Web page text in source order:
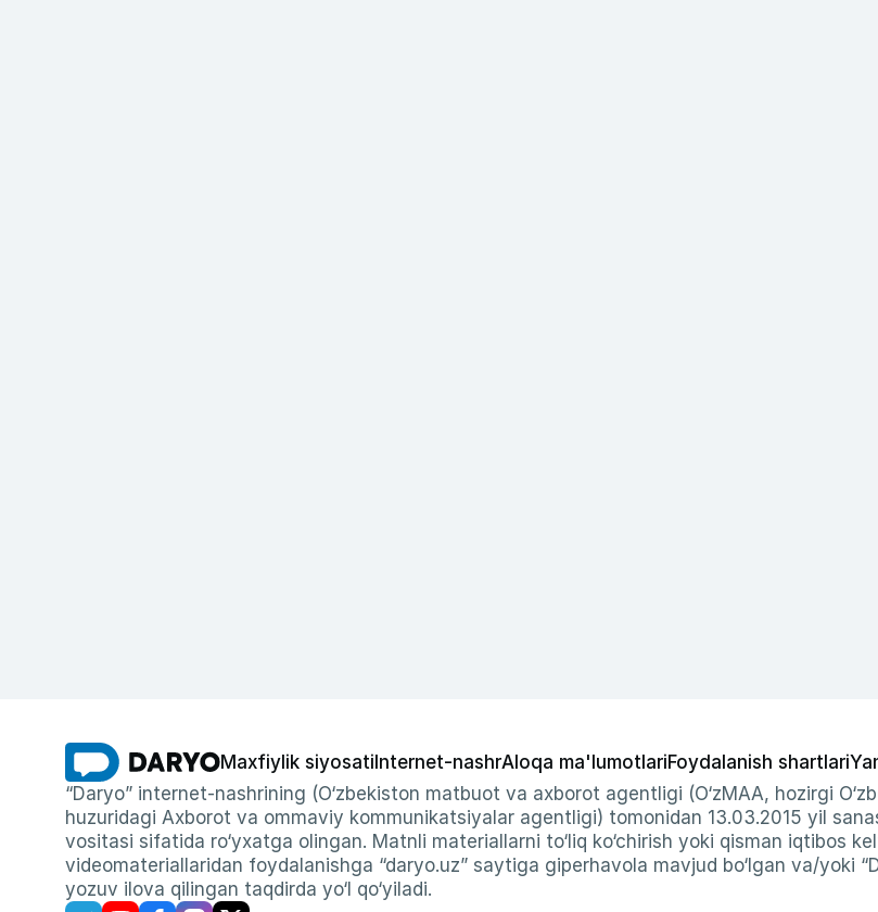
Maxfiylik siyosati Internet-nashrAloqa ma'lumotlariFoydalanish shartlari
“Daryo” internet-nashrining (O‘zbekiston matbuot va axborot agentligi (O‘zMAA, hozirgi
huzuridagi Axborot va ommaviy kommunikatsiyalar agentligi) tomonidan 13.03.2015 yil
vositasi sifatida ro‘yxatga olingan. Matnli materiallarni to‘liq ko‘chirish yoki qisman iqtibos
videomateriallaridan foydalanishga “daryo.uz” saytiga giperhavola mavjud bo‘lgan va/yoki
yozuv ilova qilingan taqdirda yo‘l qo‘yiladi.